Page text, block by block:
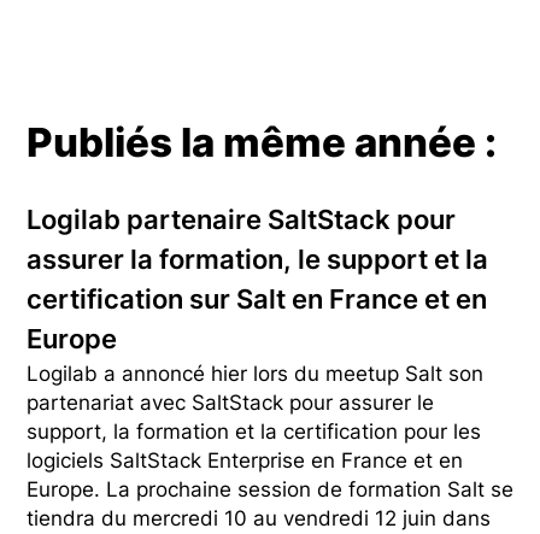
Publiés la même année :
Logilab partenaire SaltStack pour
assurer la formation, le support et la
certification sur Salt en France et en
Europe
Logilab a annoncé hier lors du meetup Salt son
partenariat avec SaltStack pour assurer le
support, la formation et la certification pour les
logiciels SaltStack Enterprise en France et en
Europe. La prochaine session de formation Salt se
tiendra du mercredi 10 au vendredi 12 juin dans